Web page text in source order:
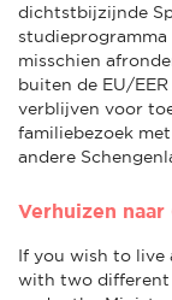
dichtstbijzijnde
misschien
buiten de EU/
verblijven voor
familiebezoek
andere
Verhuizen
If you wish to live
with two